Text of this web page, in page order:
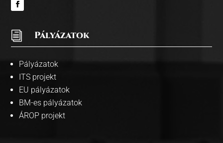
i Pályázatok
Pályázatok
ITS projekt
EU pályázatok
BM-es pályázatok
ÁROP projekt